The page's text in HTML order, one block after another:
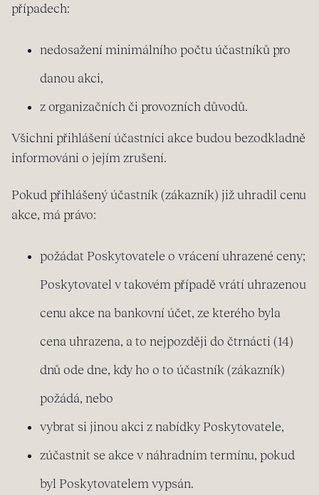
případech:
nedosažení minimálního počtu účastníků pro
danou akci,
z organizačních či provozních důvodů.
Všichni přihlášení účastníci akce budou bezodkladně
informováni o jejím zrušení.
Pokud přihlášený účastník (zákazník) již uhradil cenu
akce, má právo:
požádat Poskytovatele o vrácení uhrazené ceny;
Poskytovatel v takovém případě vrátí uhrazenou
cenu akce na bankovní účet, ze kterého byla
cena uhrazena, a to nejpozději do čtrnácti (14)
dnů ode dne, kdy ho o to účastník (zákazník)
požádá, nebo
vybrat si jinou akci z nabídky Poskytovatele,
zúčastnit se akce v náhradním termínu, pokud
byl Poskytovatelem vypsán.